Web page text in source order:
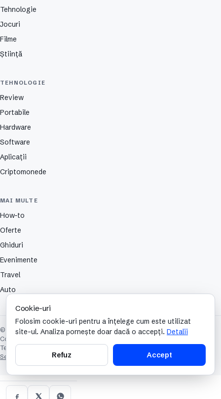
Tehnologie
Jocuri
Filme
Știință
TEHNOLOGIE
Review
Portabile
Hardware
Software
Aplicații
Criptomonede
MAI MULTE
How-to
Oferte
Ghiduri
Evenimente
Travel
Auto
© 2026 TechCafe. Toate drepturile rezervate.
Contact
Termeni și condiții
Setări cookie-uri
Cookie-uri
Folosim cookie-uri pentru a înțelege cum este utilizat
site-ul. Analiza pornește doar dacă o accepți. Detalii
Refuz Accept